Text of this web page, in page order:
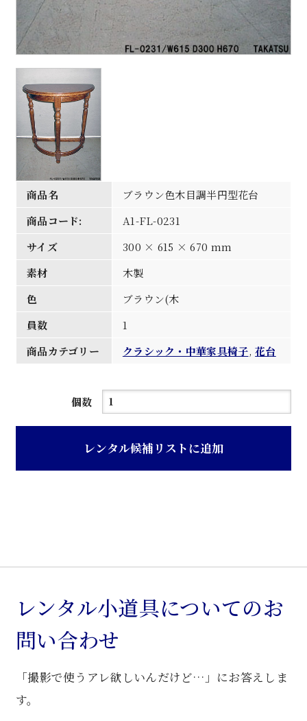
商品名
ブラウン色木目調半円型花台
商品コード:
A1-FL-0231
サイズ
300 × 615 × 670 mm
素材
木製
色
ブラウン(木
員数
1
商品カテゴリー
クラシック・中華家具椅子,花台
個数
ブ
ン
型
花
台
レンタル候補リストに追加
レンタル小道具についてのお
問い合わせ
「撮影で使うアレ欲しいんだけど…」にお答えしま
す。